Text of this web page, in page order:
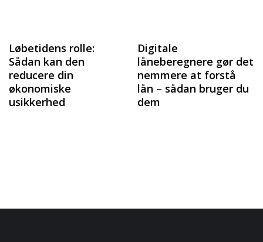
Løbetidens rolle:
Sådan kan den
reducere din
økonomiske
usikkerhed
Digitale
låneberegnere gør det
nemmere at forstå
lån – sådan bruger du
dem